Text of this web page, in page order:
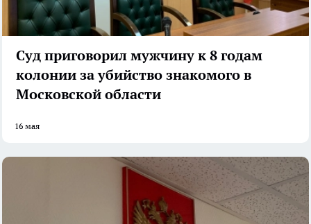
Суд приговорил мужчину к 8 годам
колонии за убийство знакомого в
Московской области
16 мая